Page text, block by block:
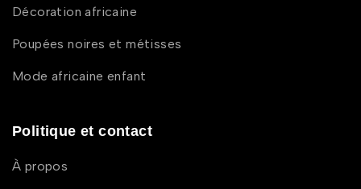
Décoration africaine
Poupées noires et métisses
Mode africaine enfant
Politique et contact
À propos